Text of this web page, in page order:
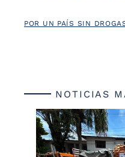
POR UN PAÍS SIN
NOTICIAS